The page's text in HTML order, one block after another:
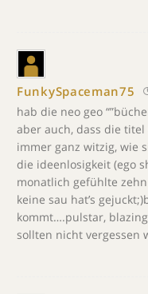
FunkySpaceman75
hab die neo geo
aber auch, dass die
immer ganz witzig, wie
die ideenlosigkeit (ego
monatlich gefühlte
keine sau hat’s
kommt….pulstar,
sollten nicht vergessen